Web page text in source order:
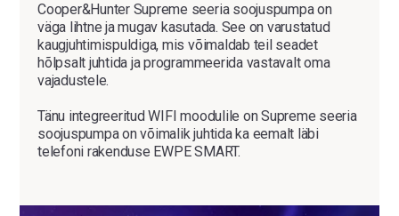
Cooper&Hunter Supreme seeria soojuspumpa on
väga lihtne ja mugav kasutada. See on varustatud
kaugjuhtimispuldiga, mis võimaldab teil seadet
hõlpsalt juhtida ja programmeerida vastavalt oma
vajadustele.
Tänu integreeritud WIFI moodulile on Supreme seeria
soojuspumpa on võimalik juhtida ka eemalt läbi
telefoni rakenduse EWPE SMART.